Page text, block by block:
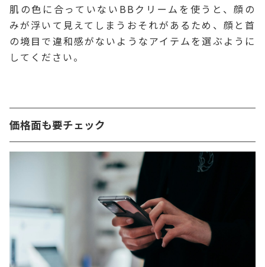
肌の色に合っていないBBクリームを使うと、顔の
みが浮いて見えてしまうおそれがあるため、顔と首
の境目で違和感がないようなアイテムを選ぶように
してください。
価格面も要チェック